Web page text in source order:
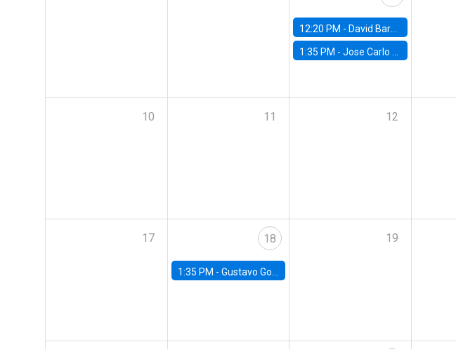
12:20 PM - David Bardey, Universidad de los Andes - CEDE
1:35 PM -Jose Carlo Bermudez, UC (ME) & World Bank
10 11 12
17 18
1:35 PM - Gustavo González, Banco Central de Chile
19